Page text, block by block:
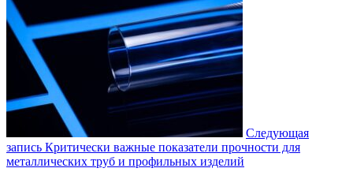
Следующая
запись Критически важные показатели прочности для
металлических труб и профильных изделий